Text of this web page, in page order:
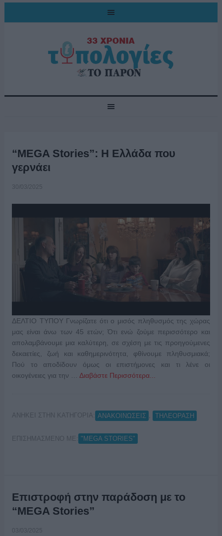
“MEGA Stories”: Η Ελλάδα που
γερνάει
30/03/2025
ΔΕΛΤΙΟ ΤΥΠΟΥ Γνωρίζατε ότι ο μισός πληθυσμός της χώρας
μας είναι άνω των 45 ετών; Ότι ενώ ζούμε περισσότερο και
απολαμβάνουμε μια καλύτερη, σε σχέση με τις προηγούμενες
δεκαετίες, ζωή και καθημερινότητα, φθίνουμε πληθυσμιακά;
Πού το αποδίδουν όμως οι επιστήμονες και τι λένε οι
οικογένειες για την … Διαβάστε Περισσότερα...
ΑΝΗΚΕΙ ΣΤΗΝ ΚΑΤΗΓΟΡΙΑ: ΑΝΑΚΟΙΝΩΣΕΙΣ ΤΗΛΕΟΡΑΣΗ
ΕΠΙΣΗΜΑΣΜΕΝΟ ΜΕ: "MEGA STORIES"
Επιστροφή στην παράδοση με το
“MEGA Stories”
03/03/2025